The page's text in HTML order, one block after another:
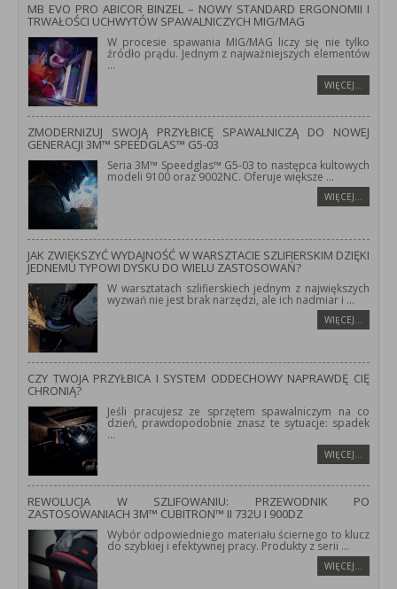
MB EVO PRO ABICOR BINZEL – NOWY STANDARD ERGONOMII I
TRWAŁOŚCI UCHWYTÓW SPAWALNICZYCH MIG/MAG
W procesie spawania MIG/MAG liczy się nie tylko
źródło prądu. Jednym z najważniejszych elementów
...
WIĘCEJ…
ZMODERNIZUJ SWOJĄ PRZYŁBICĘ SPAWALNICZĄ DO NOWEJ
GENERACJI 3M™ SPEEDGLAS™ G5-03
Seria 3M™ Speedglas™ G5-03 to następca kultowych
modeli 9100 oraz 9002NC. Oferuje większe ...
WIĘCEJ…
JAK ZWIĘKSZYĆ WYDAJNOŚĆ W WARSZTACIE SZLIFIERSKIM DZIĘKI
JEDNEMU TYPOWI DYSKU DO WIELU ZASTOSOWAŃ?
W warsztatach szlifierskiech jednym z największych
wyzwań nie jest brak narzędzi, ale ich nadmiar i ...
WIĘCEJ…
CZY TWOJA PRZYŁBICA I SYSTEM ODDECHOWY NAPRAWDĘ CIĘ
CHRONIĄ?
Jeśli pracujesz ze sprzętem spawalniczym na co
dzień, prawdopodobnie znasz te sytuacje: spadek
...
WIĘCEJ…
REWOLUCJA W SZLIFOWANIU: PRZEWODNIK PO
ZASTOSOWANIACH 3M™ CUBITRON™ II 732U I 900DZ
Wybór odpowiedniego materiału ściernego to klucz
do szybkiej i efektywnej pracy. Produkty z serii ...
WIĘCEJ…